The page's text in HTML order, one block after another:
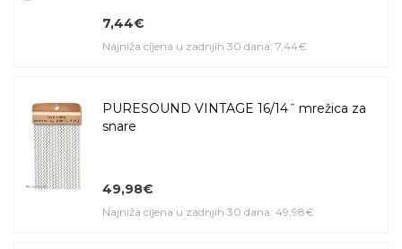
7,44€
Najniža cijena u zadnjih 30 dana: 7,44€
PURESOUND VINTAGE 16/14˝ mrežica za
snare
49,98€
Najniža cijena u zadnjih 30 dana: 49,98€